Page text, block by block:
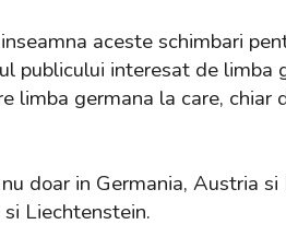
aceste schimbari
publicului interesat de
limba germana la care,
doar in Germania, Austria
Liechtenstein.